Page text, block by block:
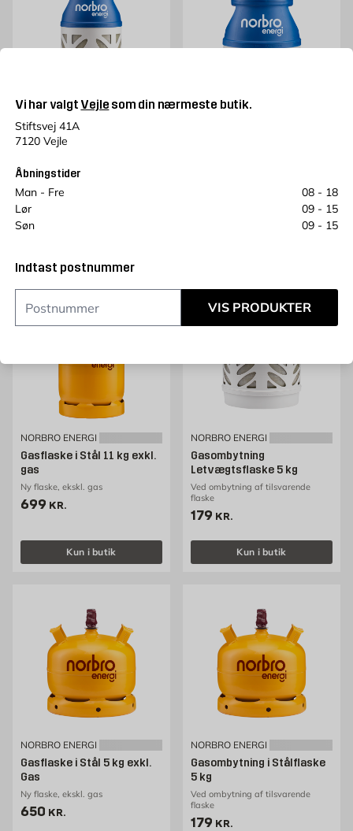
Vi har valgt Vejle som din nærmeste butik.
Stiftsvej 41A
7120 Vejle
Åbningstider
Man - Fre
08 - 18
Lør
09 - 15
Søn
09 - 15
Indtast postnummer
VIS PRODUKTER
NORBRO ENERGI
Gasombytning
Ved ombytning af tilsvarende
flaske
Pris 219 kr. /stk
219
NORBRO ENERGI
Gasflaske i Stål 11 kg exkl.
gas
Ny flaske, ekskl. gas
Pris 699 kr. /stk
699 KR.
Kun i butik
NORBRO ENERGI
Gasombytning
Letvægtsflaske 5 kg
Ved ombytning af tilsvarende
flaske
Pris 179 kr. /stk
179 KR.
Kun i butik
NORBRO ENERGI
Gasflaske i Stål 5 kg exkl.
Gas
Ny flaske, ekskl. gas
Pris 650 kr. /stk
650 KR.
NORBRO ENERGI
Gasombytning i Stålflaske
5 kg
Ved ombytning af tilsvarende
flaske
Pris 179 kr. /stk
179 KR.